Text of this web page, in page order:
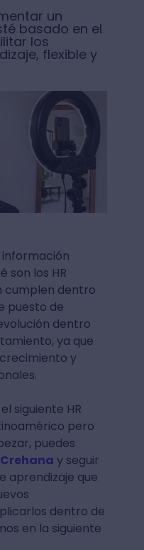
un
basado en el
los
flexible y
son los HR
cumplen dentro
puesto de
dentro
ya que
y
siguiente HR
pero
puedes
y seguir
aprendizaje que
dentro de
en la siguiente